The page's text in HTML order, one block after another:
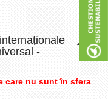
-
care nu sunt în sfera